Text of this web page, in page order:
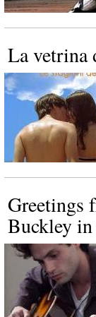
La vetrina
Greetings
Buckley